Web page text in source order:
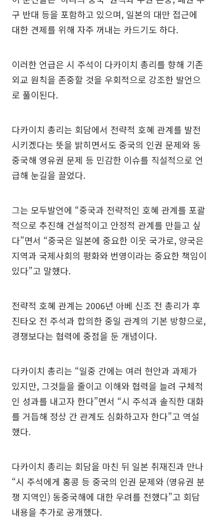
구 반대 등을 포함하고 있으며, 일본의 대만 접근에
대한 견제를 위해 자주 꺼내는 카드기도 하다.
이러한 언급은 시 주석이 다카이치 총리를 향해 기존
외교 원칙을 존중할 것을 우회적으로 강조한 발언으
로 풀이된다.
다카이치 총리는 회담에서 전략적 호혜 관계를 발전
시키겠다는 뜻을 밝히면서도 중국의 인권 문제와 동
중국해 영유권 문제 등 민감한 이슈를 직설적으로 언
급해 눈길을 끌었다.
그는 모두발언에 “중국과 전략적인 호혜 관계를 포괄
적으로 추진해 건설적이고 안정적 관계를 만들고 싶
다”면서 “중국은 일본에 중요한 이웃 국가로, 양국은
지역과 국제사회의 평화와 번영이라는 중요한 책임이
있다”고 말했다.
전략적 호혜 관계는 2006년 아베 신조 전 총리가 후
진타오 전 주석과 합의한 중일 관계의 기본 방향으로,
경쟁보다는 협력에 중점을 둔 개념이다.
다카이치 총리는 “일중 간에는 여러 현안과 과제가
있지만, 그것들을 줄이고 이해와 협력을 늘려 구체적
인 성과를 내고자 한다”면서 “시 주석과 솔직한 대화
를 거듭해 정상 간 관계도 심화하고자 한다”고 역설
했다.
다카이치 총리는 회담을 마친 뒤 일본 취재진과 만나
“시 주석에게 홍콩 등 중국의 인권 문제와 (영유권 분
쟁 지역인) 동중국해에 대한 우려를 전했다”고 회담
내용을 추가로 공개했다.